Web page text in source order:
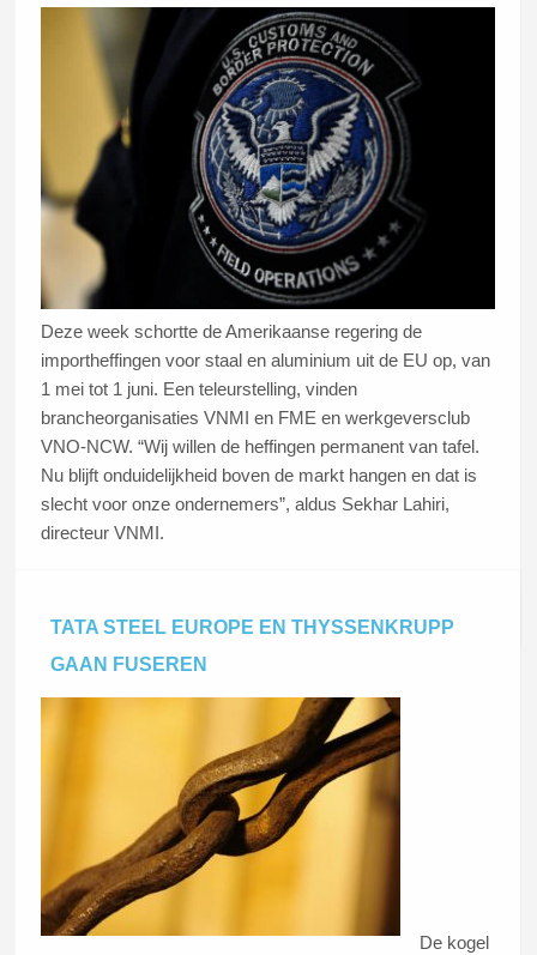
Deze week schortte de Amerikaanse regering de
importheffingen voor staal en aluminium uit de EU op, van
1 mei tot 1 juni. Een teleurstelling, vinden
brancheorganisaties VNMI en FME en werkgeversclub
VNO-NCW. “Wij willen de heffingen permanent van tafel.
Nu blijft onduidelijkheid boven de markt hangen en dat is
slecht voor onze ondernemers”, aldus Sekhar Lahiri,
directeur VNMI.
Lees dit artikel
TATA STEEL EUROPE EN THYSSENKRUPP
GAAN FUSEREN
De kogel